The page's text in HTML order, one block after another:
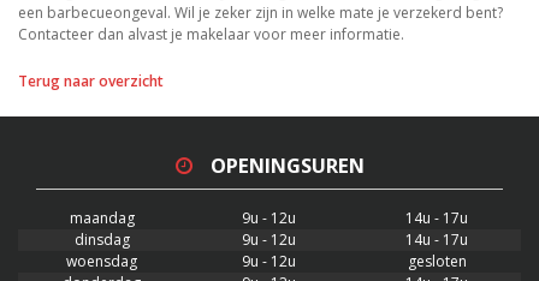
een barbecueongeval. Wil je zeker zijn in welke mate je verzekerd bent?
Contacteer dan alvast je makelaar voor meer informatie.
Terug naar overzicht
OPENINGSUREN
maandag 9u - 12u
14u - 17u
dinsdag
9u - 12u
14u - 17u
woensdag
9u - 12u
gesloten